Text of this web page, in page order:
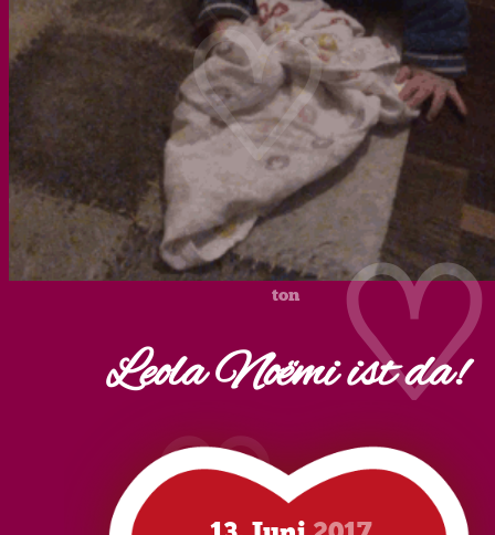
♡
♡
ton
Leola Noëmi ist da!